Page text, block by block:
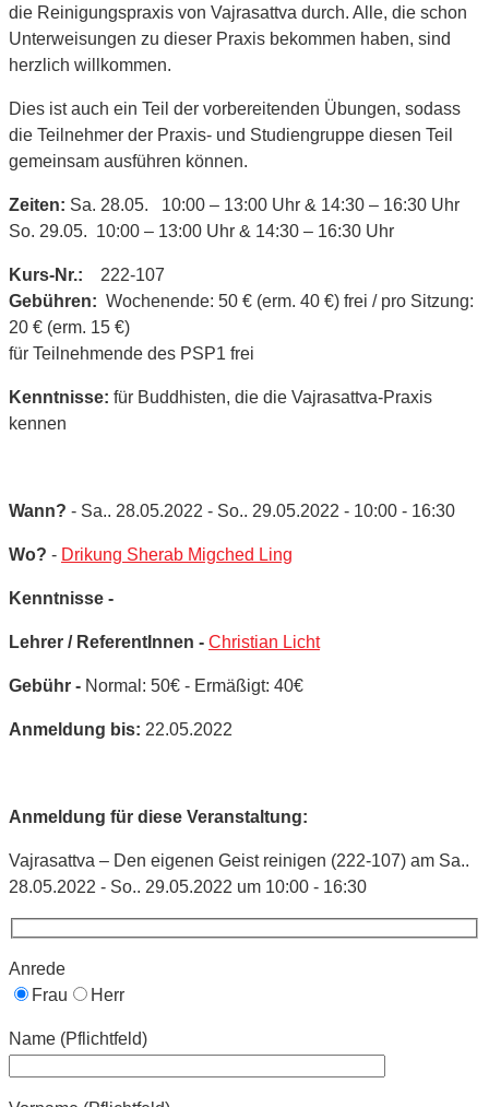
die Reinigungspraxis von Vajrasattva durch. Alle, die schon
Unterweisungen zu dieser Praxis bekommen haben, sind
herzlich willkommen.
Dies ist auch ein Teil der vorbereitenden Übungen, sodass
die Teilnehmer der Praxis- und Studiengruppe diesen Teil
gemeinsam ausführen können.
Zeiten: Sa. 28.05. 10:00 – 13:00 Uhr & 14:30 – 16:30 Uhr
So. 29.05. 10:00 – 13:00 Uhr & 14:30 – 16:30 Uhr
Kurs-Nr.:
222-107
Gebühren: Wochenende: 50 € (erm. 40 €) frei / pro Sitzung:
20 € (erm. 15 €)
für Teilnehmende des PSP1 frei
Kenntnisse: für Buddhisten, die die Vajrasattva-Praxis
kennen
Wann? - Sa.. 28.05.2022 - So.. 29.05.2022 - 10:00 - 16:30
Wo? - Drikung Sherab Migched Ling
Kenntnisse -
Lehrer / ReferentInnen - Christian Licht
Gebühr - Normal: 50€ - Ermäßigt: 40€
Anmeldung bis: 22.05.2022
Anmeldung für diese Veranstaltung:
Vajrasattva – Den eigenen Geist reinigen (222-107) am Sa..
28.05.2022 - So.. 29.05.2022 um 10:00 - 16:30
Anrede
Frau
Herr
Name (Pflichtfeld)